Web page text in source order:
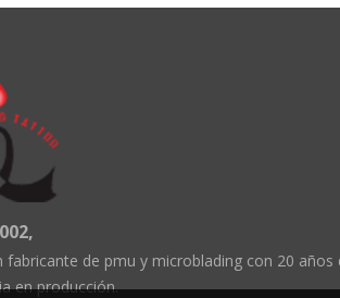
fabricante de pmu y microblading con 20 años
en producción.